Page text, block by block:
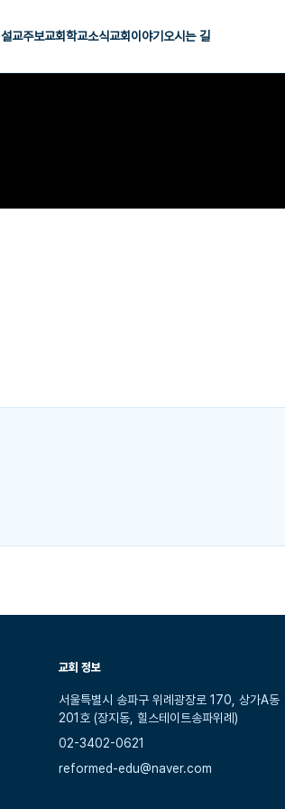
설교주보교회학교소식교회이야기 오시는 길
교회 정보
서울특별시 송파구 위례광장로 170, 상가A동
201호 (장지동, 힐스테이트송파위례)
02-3402-0621
reformed-edu@naver.com